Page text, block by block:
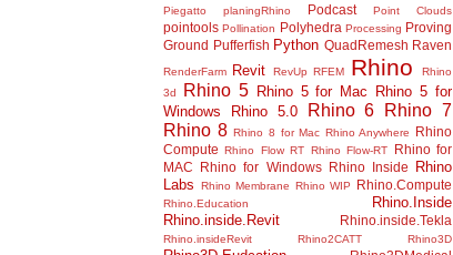
Piegatto
planingRhino Podcast Point Clouds
pointools Pollination Polyhedra Processing Proving
Ground Pufferfish Python QuadRemesh Raven
RenderFarm Revit RevUp RFEM Rhino
Rhino
3d
Rhino 5 Rhino 5 for Mac
Rhino 5 for
Windows
Rhino 5.0 Rhino 6
Rhino 7
Rhino 8 Rhino 8 for Mac Rhino Anywhere
Rhino
Compute Rhino Flow RT Rhino Flow-RT
Rhino for
MAC
Rhino for Windows Rhino Inside
Rhino
Labs
Rhino Membrane Rhino WIP Rhino.Compute
Rhino.Education
Rhino.Inside
Rhino.inside.Revit
Rhino.inside.Tekla
Rhino.insideRevit Rhino2CATT Rhino3D